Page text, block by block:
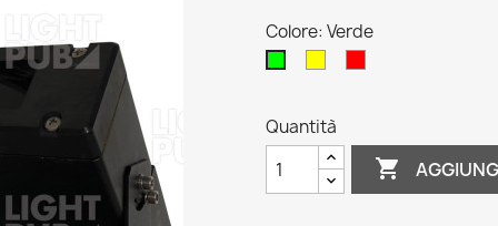
Colore: Verde
Quantità
